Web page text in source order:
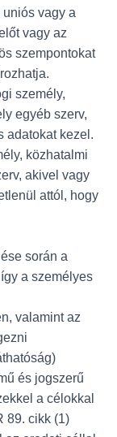
vagy a
vagy az
szempontokat
személy,
egyéb szerv,
adatokat kezel.
közhatalmi
akivel vagy
attól, hogy
során a
a személyes
valamint az
és jogszerű
a célokkal
89. cikk (1)